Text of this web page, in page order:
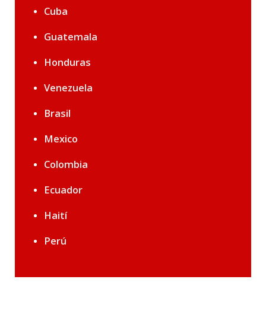
Cuba
Guatemala
Honduras
Venezuela
Brasil
Mexico
Colombia
Ecuador
Haití
Perú